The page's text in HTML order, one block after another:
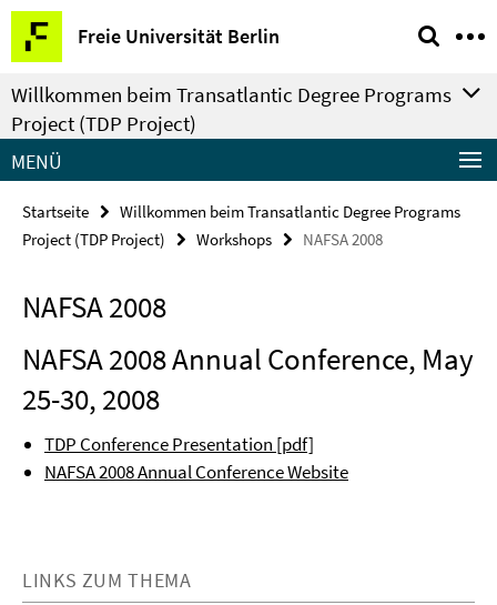
Springe
direkt
zu
Inhalt
Freie Universität Berlin
Service-
Navigation
Willkommen beim Transatlantic Degree Programs
Project (TDP Project)
MENÜ
Startseite
Willkommen beim Transatlantic Degree Programs
Project (TDP Project)
Workshops NAFSA 2008
NAFSA 2008
NAFSA 2008 Annual Conference, May
25-30, 2008
TDP Conference Presentation [pdf]
NAFSA 2008 Annual Conference Website
LINKS ZUM THEMA